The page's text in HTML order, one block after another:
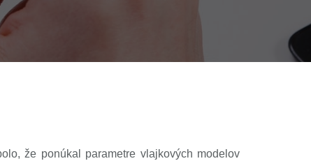
že ponúkal parametre vlajkových modelov